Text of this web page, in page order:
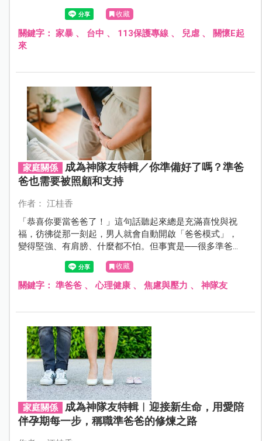
收藏
關鍵字： 家暴、 台中 、 113保護專線、 兒虐、
關懷E起
來
家庭關係
成為神隊友特輯／你準備好了嗎？準爸
爸也需要被照顧和支持
作者： 江桂香
「恭喜你要當爸爸了！」這句話聽起來總是充滿喜悅與祝
福，彷彿從那一刻起，男人就會自動開啟「爸爸模式」，
變得堅強、有肩膀、什麼都不怕。但事實是──很多準爸爸
和新手爸爸的內心，其實也很害怕、很焦慮，卻不太知道
該怎麼說出口。
收藏
關鍵字： 準爸爸、心理健康、 焦慮與壓力 、 神隊友
家庭關係
成為神隊友特輯︱迎接新生命，用愛陪
伴孕期每一步，稱職準爸爸的修煉之路